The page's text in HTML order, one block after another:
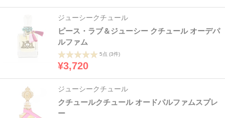
ジューシークチュール
ピース・ラブ＆ジューシー クチュール オーデパ
ルファム
5点 (3件)
¥3,720
ジューシークチュール
クチュールクチュール オードパルファムスプレ
ー